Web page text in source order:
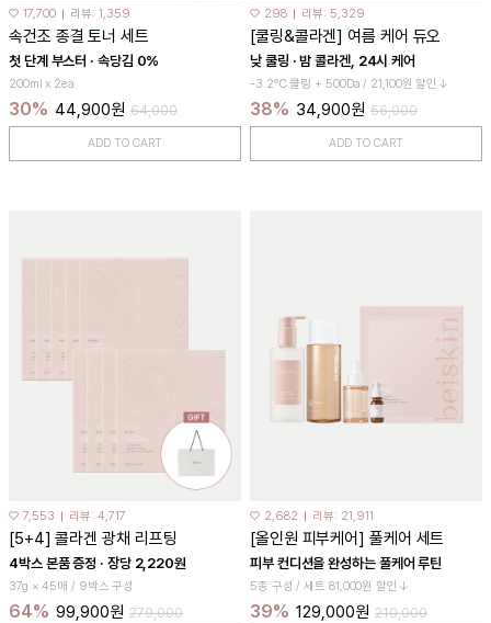
♡ 17,700 리뷰: 1,359
속건조 종결 토너 세트
첫 단계 부스터 · 속당김 0%
200ml x 2ea
30% 44,900원 64,000
ADD TO CART
♡ 298 리뷰: 5,329
[쿨링&콜라겐] 여름 케어 듀오
낮 쿨링 · 밤 콜라겐, 24시 케어
-3.2℃ 쿨링 + 500Da / 21,100원 할인↓
38% 34,900원 56,000
ADD TO CART
♡ 7,553 리뷰: 4,717
[5+4] 콜라겐 광채 리프팅
4박스 본품 증정 · 장당 2,220원
37g × 45매 / 9박스 구성
64% 99,900원 279,000
♡ 2,682 리뷰: 21,911
[올인원 피부케어] 풀케어 세트
피부 컨디션을 완성하는 풀케어 루틴
5종 구성 / 세트 81,000원 할인↓
39% 129,000원 210,000